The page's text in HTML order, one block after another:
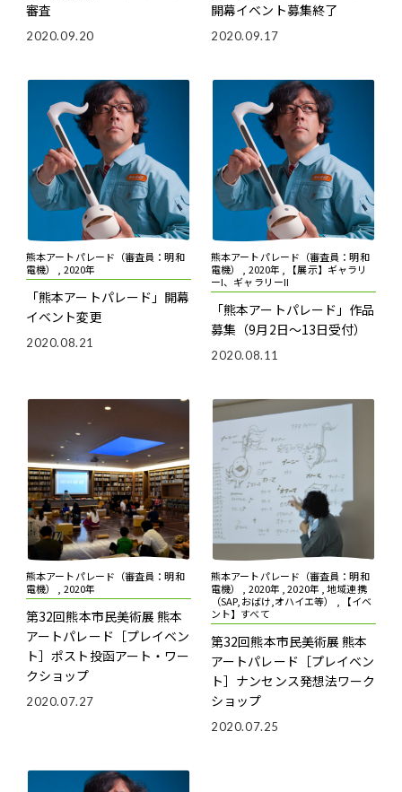
審査
2020.09.20
開幕イベント募集終了
2020.09.17
熊本アートパレード（審査員：明和
電機） , 2020年
「熊本アートパレード」開幕
イベント変更
2020.08.21
熊本アートパレード（審査員：明和
電機） , 2020年 , 【展示】ギャラリ
ーI、ギャラリーII
「熊本アートパレード」作品
募集（9月2日～13日受付）
2020.08.11
熊本アートパレード（審査員：明和
電機） , 2020年
第32回熊本市民美術展 熊本
アートパレード ［プレイベン
ト］ポスト投函アート・ワー
クショップ
2020.07.27
熊本アートパレード（審査員：明和
電機） , 2020年 , 2020年 , 地域連携
（SAP,おばけ,オハイエ等） , 【イベ
ント】すべて
第32回熊本市民美術展 熊本
アートパレード ［プレイベン
ト］ナンセンス発想法ワーク
ショップ
2020.07.25